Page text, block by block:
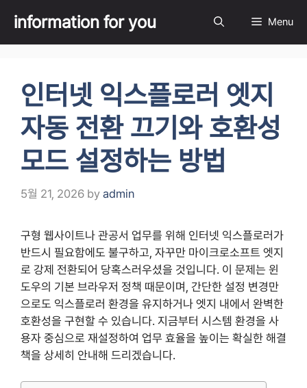
content
information for you Menu
인터넷 익스플로러 엣지
자동 전환 끄기와 호환성
모드 설정하는 방법
5월 21, 2026 by admin
구형 웹사이트나 관공서 업무를 위해 인터넷 익스플로러가
반드시 필요함에도 불구하고, 자꾸만 마이크로소프트 엣지
로 강제 전환되어 당혹스러우셨을 것입니다. 이 문제는 윈
도우의 기본 브라우저 정책 때문이며, 간단한 설정 변경만
으로도 익스플로러 환경을 유지하거나 엣지 내에서 완벽한
호환성을 구현할 수 있습니다. 지금부터 시스템 환경을 사
용자 중심으로 재설정하여 업무 효율을 높이는 확실한 해결
책을 상세히 안내해 드리겠습니다.